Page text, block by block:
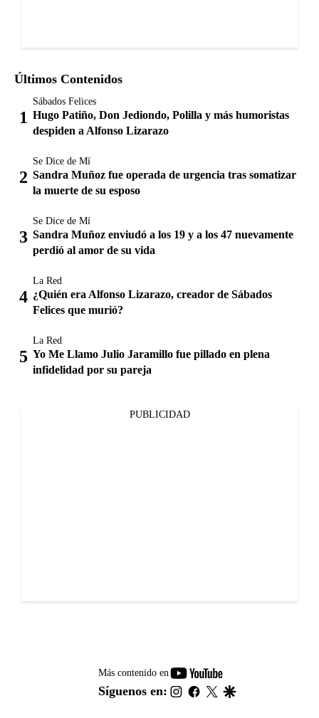
Últimos Contenidos
Sábados Felices
Hugo Patiño, Don Jediondo, Polilla y más humoristas
despiden a Alfonso Lizarazo
Se Dice de Mí
Sandra Muñoz fue operada de urgencia tras somatizar
la muerte de su esposo
Se Dice de Mí
Sandra Muñoz enviudó a los 19 y a los 47 nuevamente
perdió al amor de su vida
La Red
¿Quién era Alfonso Lizarazo, creador de Sábados
Felices que murió?
La Red
Yo Me Llamo Julio Jaramillo fue pillado en plena
infidelidad por su pareja
PUBLICIDAD
Más contenido en
youtube-
footer
Síguenos en: instagram
facebook
twitter